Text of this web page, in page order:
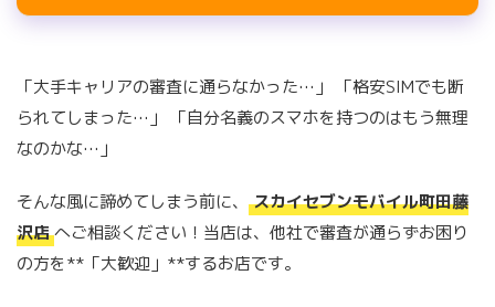
「大手キャリアの審査に通らなかった…」 「格安SIMでも断
られてしまった…」 「自分名義のスマホを持つのはもう無理
なのかな…」
そんな風に諦めてしまう前に、
スカイセブンモバイル町田藤
沢店へご相談ください！当店は、他社で審査が通らずお困り
の方を**「大歓迎」**するお店です。